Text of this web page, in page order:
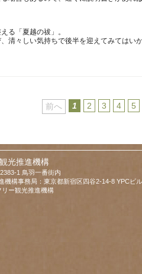
る「夏越の祓」。
前へ 1 2 3 4 5
光推進機構
1 鳥羽一番街内
機構事務局：東京都新宿区四谷2-14-8 YPCビ
ー観光推進機構